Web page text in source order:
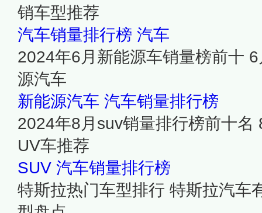
销车型推荐
汽车销量排行榜 汽车
2024年6月新能源车销量榜前十
源汽车
新能源汽车 汽车销量排行榜
2024年8月suv销量排行榜前十名
UV车推荐
SUV 汽车销量排行榜
特斯拉热门车型排行 特斯拉汽车